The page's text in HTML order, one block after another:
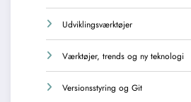
Udviklingsværktøjer
Værktøjer, trends og ny teknologi
Versionsstyring og Git